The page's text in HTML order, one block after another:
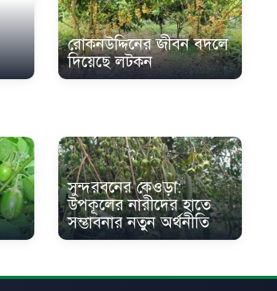
রোকনউদ্দিনের জীবন বদলে
দিয়েছে লটকন
সুন্দরবনের কেওড়া:
উপকূলের নারীদের হাতে
সম্ভাবনার নতুন অর্থনীতি